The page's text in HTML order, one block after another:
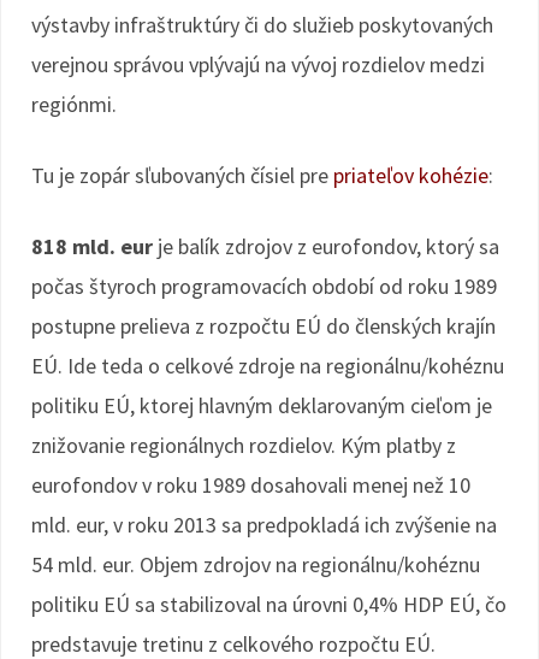
výstavby infraštruktúry či do služieb poskytovaných
verejnou správou vplývajú na vývoj rozdielov medzi
regiónmi.
Tu je zopár sľubovaných čísiel pre priateľov kohézie:
818 mld. eur je balík zdrojov z eurofondov, ktorý sa
počas štyroch programovacích období od roku 1989
postupne prelieva z rozpočtu EÚ do členských krajín
EÚ. Ide teda o celkové zdroje na regionálnu/kohéznu
politiku EÚ, ktorej hlavným deklarovaným cieľom je
znižovanie regionálnych rozdielov. Kým platby z
eurofondov v roku 1989 dosahovali menej než 10
mld. eur, v roku 2013 sa predpokladá ich zvýšenie na
54 mld. eur. Objem zdrojov na regionálnu/kohéznu
politiku EÚ sa stabilizoval na úrovni 0,4% HDP EÚ, čo
predstavuje tretinu z celkového rozpočtu EÚ.